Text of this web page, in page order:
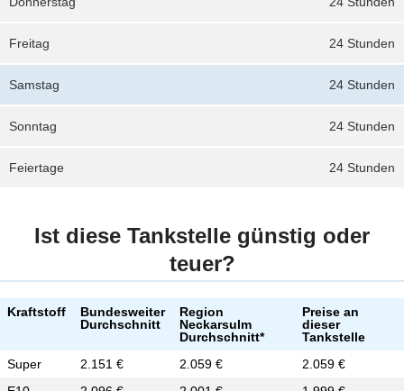
24 Stunden
Freitag
24 Stunden
Samstag
24 Stunden
Sonntag
24 Stunden
Feiertage
Ist diese Tankstelle günstig oder
teuer?
Kraftstoff
Bundesweiter
Durchschnitt
Region
Neckarsulm
Durchschnitt*
Preise an
dieser
Tankstelle
Super
2.151 € 2.059 €
2.059 €